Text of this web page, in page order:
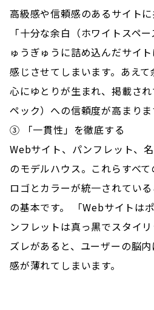
高級感や信頼感のあるサイトに
「十分な余白（ホワイトスペ
ゅうぎゅうに詰め込んだサイ
感じさせてしまいます。あえて
心にゆとりが生まれ、掲載さ
ペック）への信頼度が高まりま
③ 「一貫性」を徹底する
Webサイト、パンフレット、
のモデルハウス。これらすべて
ロゴとカラーが統一されてい
の基本です。 「Webサイトは
ンフレットは真っ黒でスタイ
ズレがあると、ユーザーの脳
感が薄れてしまいます。